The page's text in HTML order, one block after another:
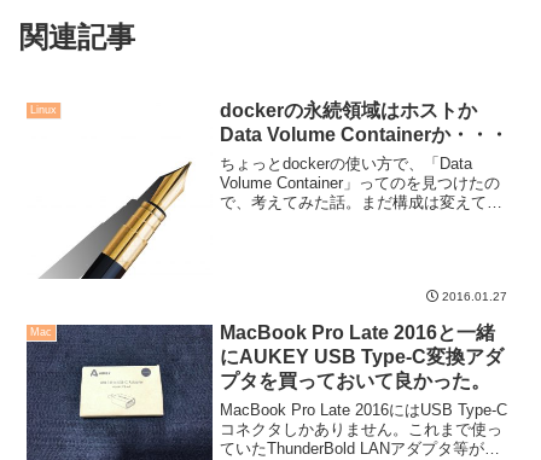
関連記事
Linux
dockerの永続領域はホストか
Data Volume Containerか・・・
ちょっとdockerの使い方で、「Data
Volume Container」ってのを見つけたの
で、考えてみた話。まだ構成は変えてい
2016.01.27
Mac
MacBook Pro Late 2016と一緒
にAUKEY USB Type-C変換アダ
プタを買っておいて良かった。
MacBook Pro Late 2016にはUSB Type-C
コネクタしかありません。これまで使っ
ていたThunderBold LANアダプタ等が使